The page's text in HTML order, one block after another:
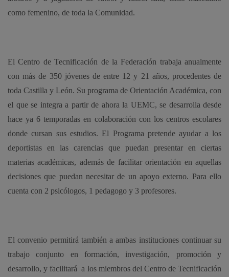
como femenino, de toda la Comunidad.
El Centro de Tecnificación de la Federación trabaja anualmente
con más de 350 jóvenes de entre 12 y 21 años, procedentes de
toda Castilla y León. Su programa de Orientación Académica, con
el que se integra a partir de ahora la UEMC, se desarrolla desde
hace ya 6 temporadas en colaboración con los centros escolares
donde cursan sus estudios. El Programa pretende ayudar a los
deportistas en las carencias que puedan presentar en ciertas
materias académicas, además de facilitar orientación en aquellas
decisiones que puedan necesitar de un apoyo externo. Para ello
cuenta con 2 psicólogos, 1 pedagogo y 3 profesores.
El convenio permitirá también a ambas instituciones continuar su
trabajo conjunto en formación, investigación, promoción y
desarrollo, y facilitará a los miembros del Centro de Tecnificación